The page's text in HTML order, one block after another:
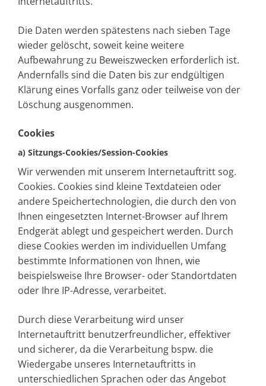
Die Daten werden spätestens nach sieben Tage
wieder gelöscht, soweit keine weitere
Aufbewahrung zu Beweiszwecken erforderlich ist.
Andernfalls sind die Daten bis zur endgültigen
Klärung eines Vorfalls ganz oder teilweise von der
Löschung ausgenommen.
Cookies
a) Sitzungs-Cookies/Session-Cookies
Wir verwenden mit unserem Internetauftritt sog.
Cookies. Cookies sind kleine Textdateien oder
andere Speichertechnologien, die durch den von
Ihnen eingesetzten Internet-Browser auf Ihrem
Endgerät ablegt und gespeichert werden. Durch
diese Cookies werden im individuellen Umfang
bestimmte Informationen von Ihnen, wie
beispielsweise Ihre Browser- oder Standortdaten
oder Ihre IP-Adresse, verarbeitet.
Durch diese Verarbeitung wird unser
Internetauftritt benutzerfreundlicher, effektiver
und sicherer, da die Verarbeitung bspw. die
Wiedergabe unseres Internetauftritts in
unterschiedlichen Sprachen oder das Angebot